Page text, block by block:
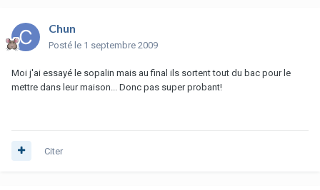
Chun
Posté le 1 septembre 2009
Moi j'ai essayé le sopalin mais au final ils sortent tout du bac pour le
mettre dans leur maison... Donc pas super probant!
Citer